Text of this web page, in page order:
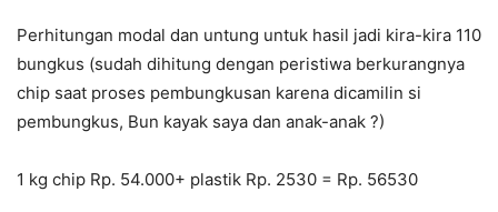
Perhitungan modal dan untung untuk hasil jadi kira-kira 110
bungkus (sudah dihitung dengan peristiwa berkurangnya
chip saat proses pembungkusan karena dicamilin si
pembungkus, Bun kayak saya dan anak-anak ?)
1 kg chip Rp. 54.000+ plastik Rp. 2530 = Rp. 56530